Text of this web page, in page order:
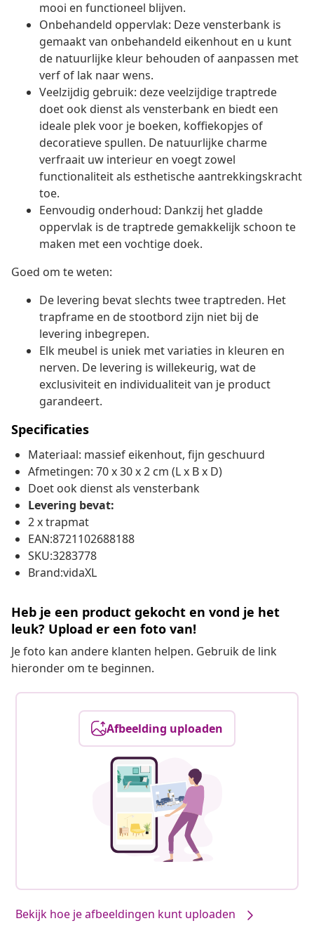
mooi en functioneel blijven.
Onbehandeld oppervlak: Deze vensterbank is
gemaakt van onbehandeld eikenhout en u kunt
de natuurlijke kleur behouden of aanpassen met
verf of lak naar wens.
Veelzijdig gebruik: deze veelzijdige traptrede
doet ook dienst als vensterbank en biedt een
ideale plek voor je boeken, koffiekopjes of
decoratieve spullen. De natuurlijke charme
verfraait uw interieur en voegt zowel
functionaliteit als esthetische aantrekkingskracht
toe.
Eenvoudig onderhoud: Dankzij het gladde
oppervlak is de traptrede gemakkelijk schoon te
maken met een vochtige doek.
Goed om te weten:
De levering bevat slechts twee traptreden. Het
trapframe en de stootbord zijn niet bij de
levering inbegrepen.
Elk meubel is uniek met variaties in kleuren en
nerven. De levering is willekeurig, wat de
exclusiviteit en individualiteit van je product
garandeert.
Specificaties
Materiaal: massief eikenhout, fijn geschuurd
Afmetingen: 70 x 30 x 2 cm (L x B x D)
Doet ook dienst als vensterbank
Levering bevat:
2 x trapmat
EAN:8721102688188
SKU:3283778
Brand:vidaXL
Heb je een product gekocht en vond je het
leuk? Upload er een foto van!
Je foto kan andere klanten helpen. Gebruik de link
hieronder om te beginnen.
Afbeelding uploaden
Bekijk hoe je afbeeldingen kunt uploaden